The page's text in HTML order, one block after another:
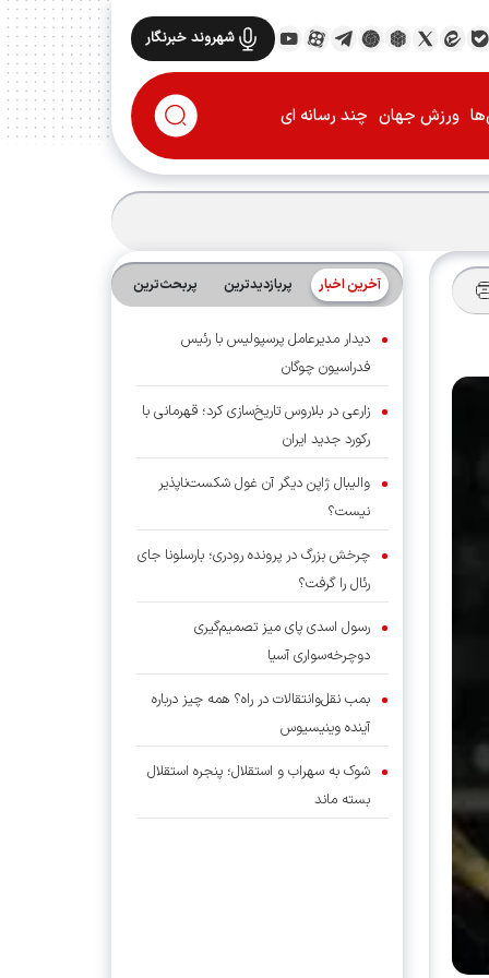
شهروند خبرنگار
ورزش جهان چند رسانه ای
آخرین اخبار پربازدیدترین پربحث‌ترین‌
دیدار مدیرعامل پرسپولیس با رئیس
فدراسیون چوگان
زارعی در بلاروس تاریخ‌سازی کرد؛ قهرمانی با
رکورد جدید ایران
والیبال ژاپن دیگر آن غول شکست‌ناپذیر
نیست؟
چرخش بزرگ در پرونده رودری؛ بارسلونا جای
رئال را گرفت؟
رسول اسدی پای میز تصمیم‌گیری
دوچرخه‌سواری آسیا
بمب نقل‌وانتقالات در راه؟ همه چیز درباره
آینده وینیسیوس
شوک به سهراب و استقلال؛ پنجره استقلال
بسته ماند